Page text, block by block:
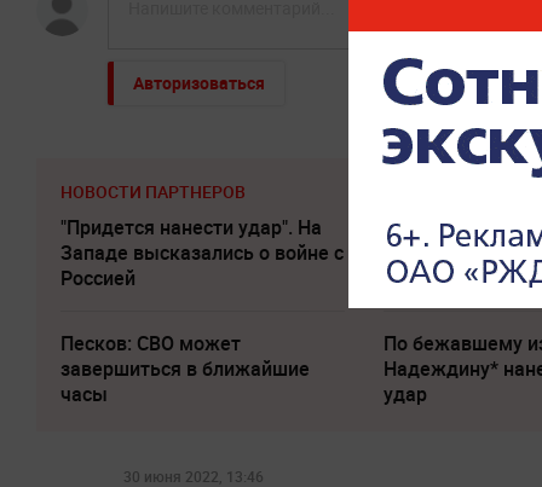
Авторизоваться
НОВОСТИ ПАРТНЕРОВ
"Придется нанести удар". На
Западе высказались о войне с
Россией
"Никто не
потрясло
Одессе
Песков: СВО может
завершиться в ближайшие
часы
По бежавшему
Надеждину*
удар
30 июня 2022, 13:46